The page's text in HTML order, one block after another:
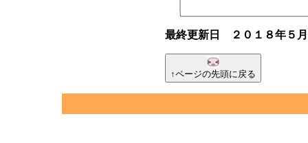
最終更新日 ２０１８年５
↑ページの先頭に戻る